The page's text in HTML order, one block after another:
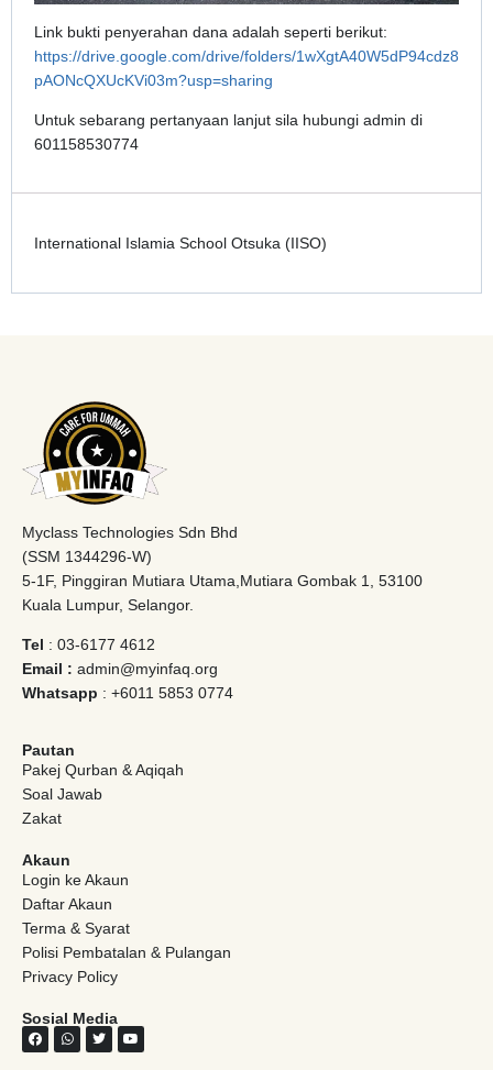
Link bukti penyerahan dana adalah seperti berikut:
https://drive.google.com/drive/folders/1wXgtA40W5dP94cdz8
pAONcQXUcKVi03m?usp=sharing
Untuk sebarang pertanyaan lanjut sila hubungi admin di
601158530774
International Islamia School Otsuka (IISO)
Myclass Technologies Sdn Bhd
(SSM 1344296-W)
5-1F, Pinggiran Mutiara Utama,Mutiara Gombak 1, 53100
Kuala Lumpur, Selangor.
Tel : 03-6177 4612
Email : admin@myinfaq.org
Whatsapp : +6011 5853 0774
Pautan
Pakej Qurban & Aqiqah
Soal Jawab
Zakat
Akaun
Login ke Akaun
Daftar Akaun
Terma & Syarat
Polisi Pembatalan & Pulangan
Privacy Policy
Sosial Media